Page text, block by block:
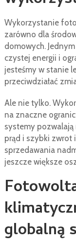
Wykorzystanie
zarówno dla
domowych.
czystej energii i
jesteśmy w stanie
przeciwdziałać
Ale nie tylko.
na znaczne
systemy
prąd i szybki zwrot
sprzedawania
jeszcze większe
globalną